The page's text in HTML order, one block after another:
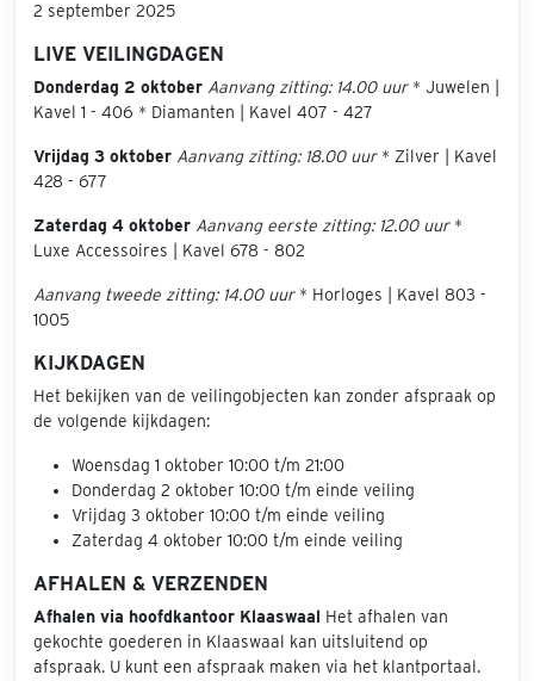
2 september 2025
LIVE VEILINGDAGEN
Donderdag 2 oktober Aanvang zitting: 14.00 uur* Juwelen |
Kavel 1 - 406 * Diamanten | Kavel 407 - 427
Vrijdag 3 oktober Aanvang zitting: 18.00 uur* Zilver | Kavel
428 - 677
Zaterdag 4 oktober Aanvang eerste zitting: 12.00 uur*
Luxe Accessoires | Kavel 678 - 802
Aanvang tweede zitting: 14.00 uur* Horloges | Kavel 803 -
1005
KIJKDAGEN
Het bekijken van de veilingobjecten kan zonder afspraak op
de volgende kijkdagen:
Woensdag 1 oktober 10:00 t/m 21:00
Donderdag 2 oktober 10:00 t/m einde veiling
Vrijdag 3 oktober 10:00 t/m einde veiling
Zaterdag 4 oktober 10:00 t/m einde veiling
AFHALEN & VERZENDEN
Afhalen via hoofdkantoor Klaaswaal Het afhalen van
gekochte goederen in Klaaswaal kan uitsluitend op
afspraak. U kunt een afspraak maken via het klantportaal.